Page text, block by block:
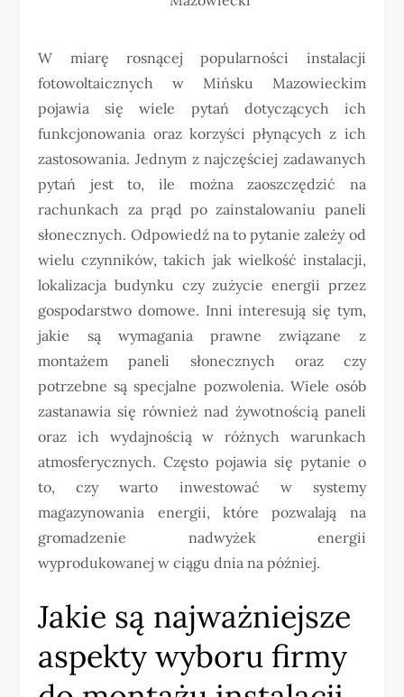
W miarę rosnącej popularności instalacji
fotowoltaicznych w Mińsku Mazowieckim
pojawia się wiele pytań dotyczących ich
funkcjonowania oraz korzyści płynących z ich
zastosowania. Jednym z najczęściej zadawanych
pytań jest to, ile można zaoszczędzić na
rachunkach za prąd po zainstalowaniu paneli
słonecznych. Odpowiedź na to pytanie zależy od
wielu czynników, takich jak wielkość instalacji,
lokalizacja budynku czy zużycie energii przez
gospodarstwo domowe. Inni interesują się tym,
jakie są wymagania prawne związane z
montażem paneli słonecznych oraz czy
potrzebne są specjalne pozwolenia. Wiele osób
zastanawia się również nad żywotnością paneli
oraz ich wydajnością w różnych warunkach
atmosferycznych. Często pojawia się pytanie o
to, czy warto inwestować w systemy
magazynowania energii, które pozwalają na
gromadzenie nadwyżek energii
wyprodukowanej w ciągu dnia na później.
Jakie są najważniejsze
aspekty wyboru firmy